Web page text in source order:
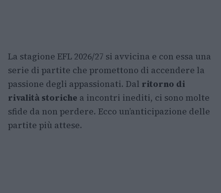
La stagione EFL 2026/27 si avvicina e con essa una
serie di partite che promettono di accendere la
passione degli appassionati. Dal ritorno di
rivalità storiche a incontri inediti, ci sono molte
sfide da non perdere. Ecco un’anticipazione delle
partite più attese.